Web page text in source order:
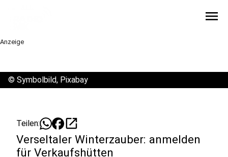
menu
Anzeige
© Symbolbild, Pixabay
Teilen: open_in_new
Verseltaler Winterzauber: anmelden
für Verkaufshütten